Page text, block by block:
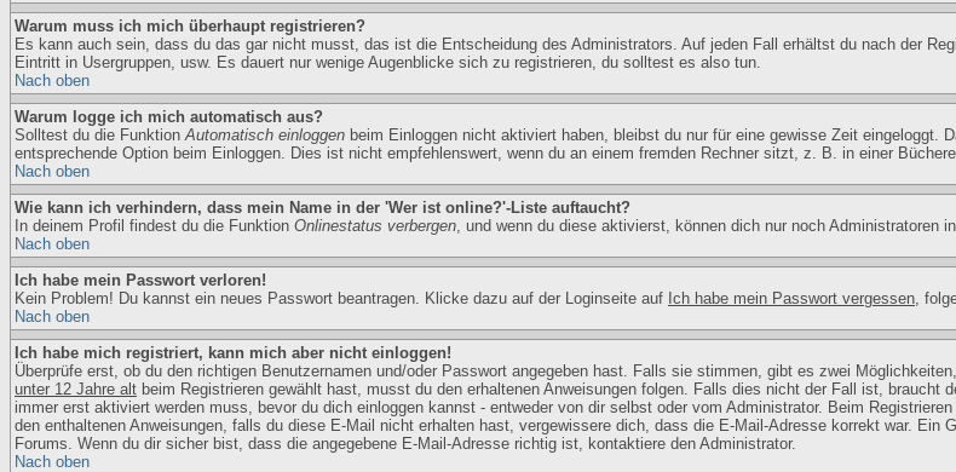
Warum muss ich mich überhaupt registrieren?
Es kann auch sein, dass du das gar nicht musst, das ist die Entscheidung des Administrators. Auf jeden Fall erhältst du nach der
Eintritt in Usergruppen, usw. Es dauert nur wenige Augenblicke sich zu registrieren, du solltest es also tun.
Nach oben
Warum logge ich mich automatisch aus?
Solltest du die FunktionAutomatisch einloggen beim Einloggen nicht aktiviert haben, bleibst du nur für eine gewisse Zeit eingeloggt.
entsprechende Option beim Einloggen. Dies ist nicht empfehlenswert, wenn du an einem fremden Rechner sitzt, z. B. in einer
Nach oben
Wie kann ich verhindern, dass mein Name in der 'Wer ist online?'-Liste auftaucht?
In deinem Profil findest du die Funktion Onlinestatus verbergen, und wenn du diese aktivierst, können dich nur noch Administratoren
Nach oben
Ich habe mein Passwort verloren!
Kein Problem! Du kannst ein neues Passwort beantragen. Klicke dazu auf der Loginseite auf Ich habe mein Passwort vergessen,
Nach oben
Ich habe mich registriert, kann mich aber nicht einloggen!
Überprüfe erst, ob du den richtigen Benutzernamen und/oder Passwort angegeben hast. Falls sie stimmen, gibt es zwei
unter 12 Jahre alt beim Registrieren gewählt hast, musst du den erhaltenen Anweisungen folgen. Falls dies nicht der Fall ist,
immer erst aktiviert werden muss, bevor du dich einloggen kannst - entweder von dir selbst oder vom Administrator. Beim
den enthaltenen Anweisungen, falls du diese E-Mail nicht erhalten hast, vergewissere dich, dass die E-Mail-Adresse korrekt war.
Forums. Wenn du dir sicher bist, dass die angegebene E-Mail-Adresse richtig ist, kontaktiere den Administrator.
Nach oben